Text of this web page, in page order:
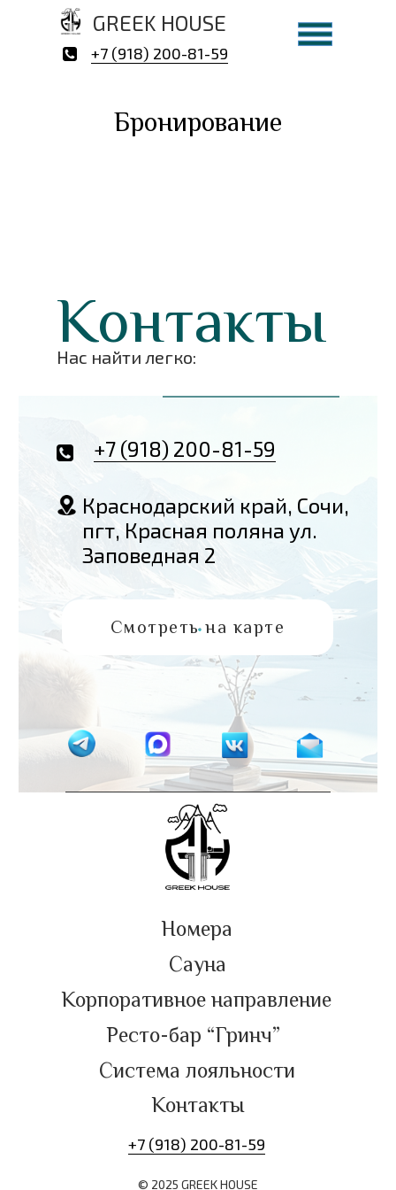
GREEK HOUSE
+7 (918) 200-81-59
Бронирование
© 2025 GREEK HOUSE
Контакты
Сауна
Корпоративное направление
Система лояльности
Ресто-бар “Гринч”
Номера
Контакты
Нас найти легко:
Смотреть на карте
+7 (918) 200-81-59
Краснодарский край, Сочи,
пгт, Красная поляна ул.
Заповедная 2
+7 (918) 200-81-59